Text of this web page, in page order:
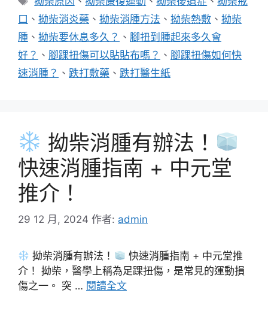
籤
口 、 拗柴消炎藥 、 拗柴消腫方法 、 拗柴熱敷 、 拗柴
腫 、 拗柴要休息多久？ 、 腳扭到腫起來多久會
好？ 、 腳踝扭傷可以貼貼布嗎？ 、 腳踝扭傷如何快
速消腫？ 、 跌打敷藥 、 跌打醫生紙
拗柴消腫有辦法！
快速消腫指南 + 中元堂
推介！
29 12 月, 2024 作者: admin
拗柴消腫有辦法！
快速消腫指南 + 中元堂推
介！ 拗柴，醫學上稱為足踝扭傷，是常見的運動損
傷之一。 突 … 閱讀全文